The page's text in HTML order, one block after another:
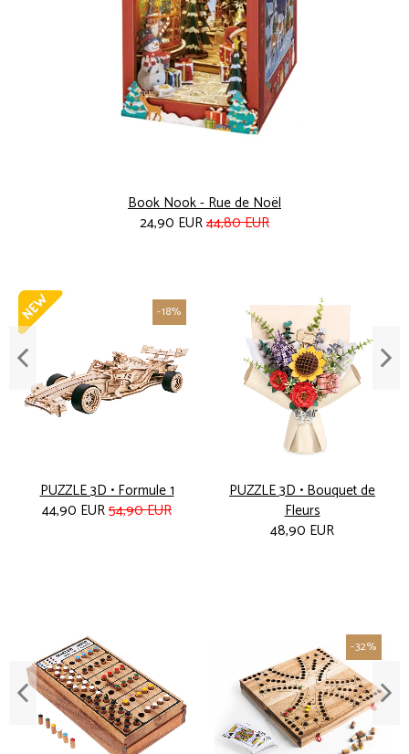
Book Nook - Rue de Noël
24,90 EUR44,80 EUR
-18%
PUZZLE 3D • Formule 1
44,90 EUR54,90 EUR
PUZZLE 3D • Bouquet de
Fleurs
48,90 EUR
-32%